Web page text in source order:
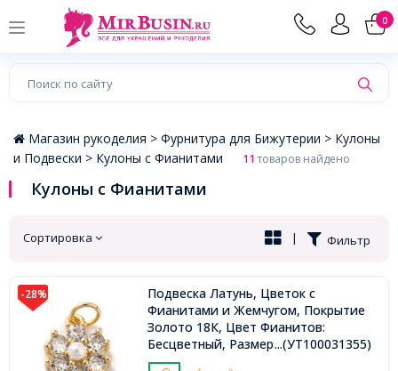
0
×
Магазин рукоделия > Фурнитура для Бижутерии > Кулоны
и Подвески > Кулоны с Фианитами 11товаров найдено
Кулоны с Фианитами
Сортировка Фильтр
|
-28%
Подвеска Латунь, Цветок с
Фианитами и Жемчугом, Покрытие
Золото 18К, Цвет Фианитов:
Бесцветный, Размер: 12.5х10.5х4мм,
Отверстие 3.6мм, Кольцо: 5х0.7мм,
...(УТ100031355)